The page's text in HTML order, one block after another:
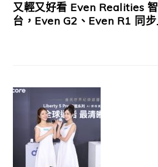
又輕又好看 Even Realities
台，Even G2、Even R1 同